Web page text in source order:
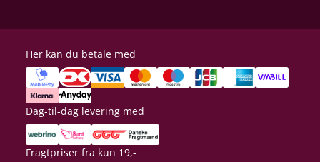
Her kan du betale med
Dag-til-dag levering med
Fragtpriser fra kun 19,-